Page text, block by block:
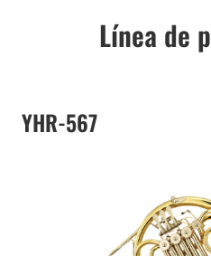
Línea de
YHR-567